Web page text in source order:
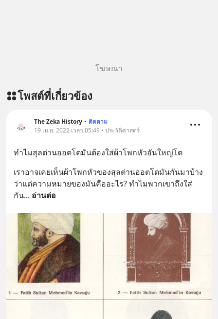
โฆษณา
โพสต์ที่เกี่ยวข้อง
The Zeka History • ติดตาม
19 เม.ย. 2022 เวลา 05:49 • ประวัติศาสตร์
ทำไมสุลต่านออตโตมันต้องใส่ผ้าโพกหัวอันใหญ่โต
เราอาจเคยเห็นผ้าโพกหัวของสุลต่านออตโตมันกันมาบ้าง
ว่าแต่ความหมายของมันคืออะไร? ทำไมพวกเขาถึงใส่
กัน... อ่านต่อ